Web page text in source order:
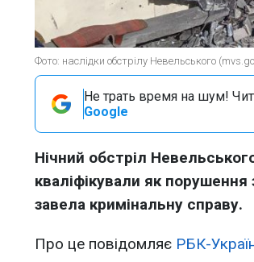
Фото: наслідки обстрілу Невельського
Не трать время на шум!
Google
Нічний обстріл
кваліфікували як порушення
завела кримінальну справу.
Про це повідомляє РБК-